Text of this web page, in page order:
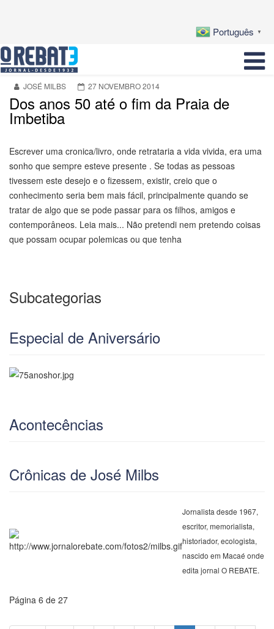
Português ▼
JOSÉ MILBS 27 NOVEMBRO 2014
Dos anos 50 até o fim da Praia de
Imbetiba
Escrever uma cronica/livro, onde retrataria a vida vivida, era uma
sonho que sempre esteve presente . Se todas as pessoas
tivessem este desejo e o fizessem, existir, creio que o
conhecimento seria bem mais fácil, principalmente quando se
tratar de algo que se pode passar para os filhos, amigos e
contemporâneos. Leia mais... Não pretendi nem pretendo coisas
que possam ocupar polemicas ou que tenha
Subcategorias
Especial de Aniversário
Acontecências
Crônicas de José Milbs
Jornalista desde 1967,
escritor, memorialista,
historiador, ecologista,
nascido em Macaé onde
edita jornal O REBATE.
Página 6 de 27